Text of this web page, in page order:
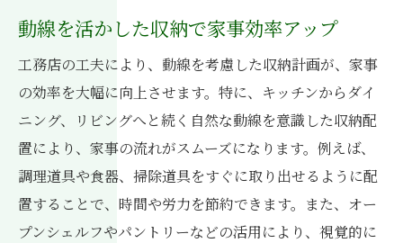
動線を活かした収納で家事効率アップ
工務店の工夫により、動線を考慮した収納計画が、家事
の効率を大幅に向上させます。特に、キッチンからダイ
ニング、リビングへと続く自然な動線を意識した収納配
置により、家事の流れがスムーズになります。例えば、
調理道具や食器、掃除道具をすぐに取り出せるように配
置することで、時間や労力を節約できます。また、オー
プンシェルフやパントリーなどの活用により、視覚的に